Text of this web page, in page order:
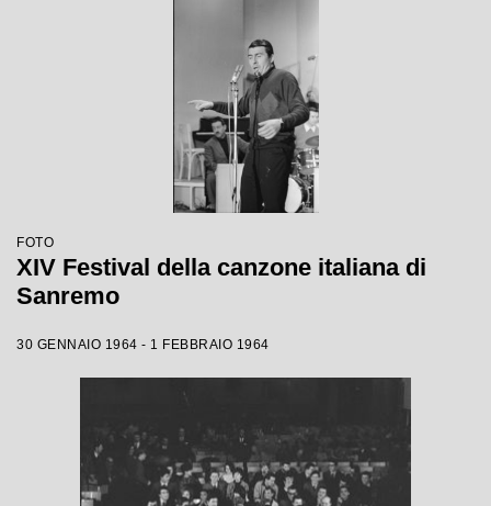
FOTO
XIV Festival della canzone italiana di
Sanremo
30 GENNAIO 1964 - 1 FEBBRAIO 1964